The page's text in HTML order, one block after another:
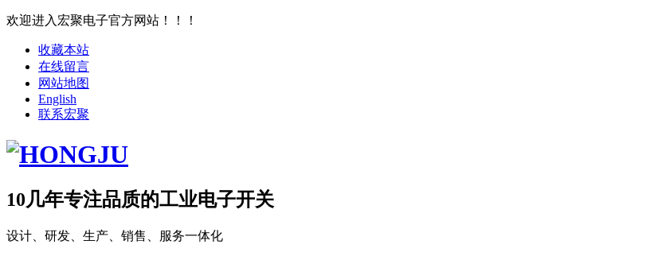
欢迎进入宏聚电子官方网站！！！
收藏本站
在线留言
网站地图
English
联系宏聚
10几年专注品质的工业电子开关
设计、研发、生产、销售、服务一体化